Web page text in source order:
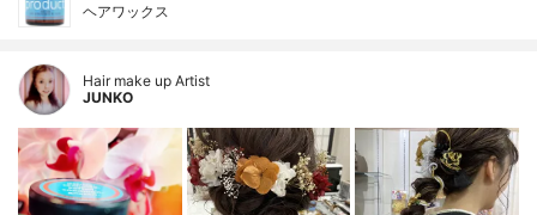
ヘアワックス
Hair make up Artist
JUNKO